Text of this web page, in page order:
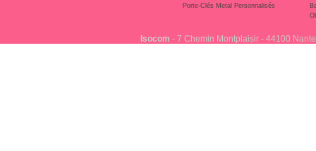
Porte-Clés Metal Personnalisés
Isocom - 7 Chemin Montplaisir - 44100